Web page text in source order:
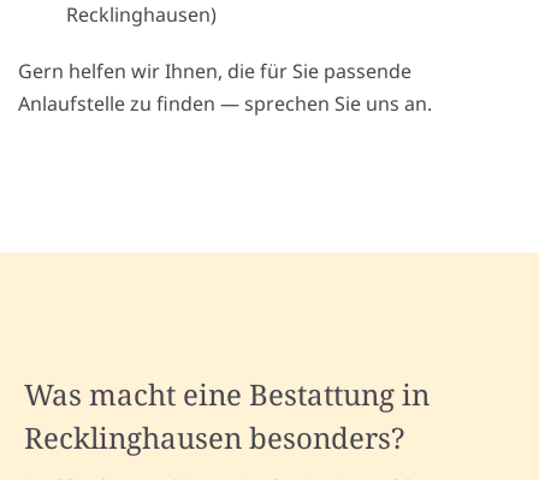
Recklinghausen)
Gern helfen wir Ihnen, die für Sie passende
Anlaufstelle zu finden — sprechen Sie uns an.
Was macht eine Bestattung in
Recklinghausen besonders?